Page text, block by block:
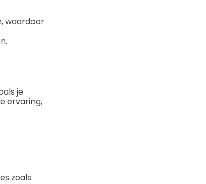
waardoor
je
ervaring,
zoals